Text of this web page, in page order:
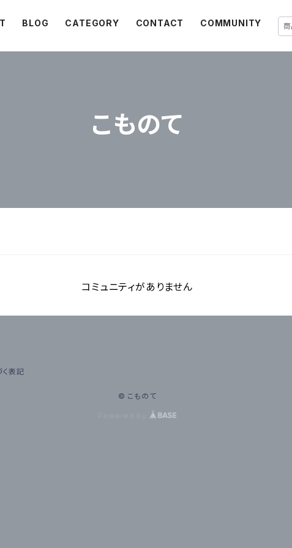
BLOG CATEGORY CONTACT COMMUNITY
こものて
コミュニティがありません
表記
© こものて